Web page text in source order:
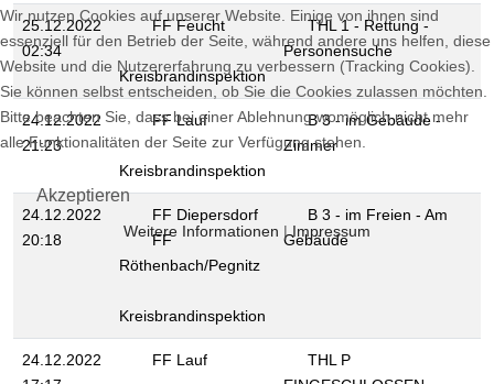
25.12.2022
02:34
FF Feucht
Kreisbrandinspektion
THL 1 - Rettung -
Personensuche
24.12.2022
21:23
FF Lauf
Kreisbrandinspektion
B 3 - im Gebäude -
Zimmer
24.12.2022
20:18
FF Diepersdorf
FF
Röthenbach/Pegnitz
Kreisbrandinspektion
B 3 - im Freien - Am
Gebäude
24.12.2022
FF Lauf
THL P
Wir nutzen Cookies auf unserer Website. Einige von ihnen sind
essenziell für den Betrieb der Seite, während andere uns helfen, diese
Website und die Nutzererfahrung zu verbessern (Tracking Cookies).
Sie können selbst entscheiden, ob Sie die Cookies zulassen möchten.
Bitte beachten Sie, dass bei einer Ablehnung womöglich nicht mehr
alle Funktionalitäten der Seite zur Verfügung stehen.
Akzeptieren
Weitere Informationen |Impressum